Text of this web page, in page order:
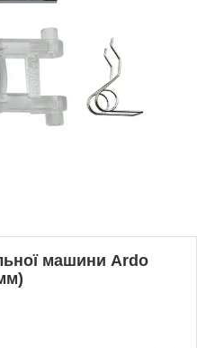
машини Ardo